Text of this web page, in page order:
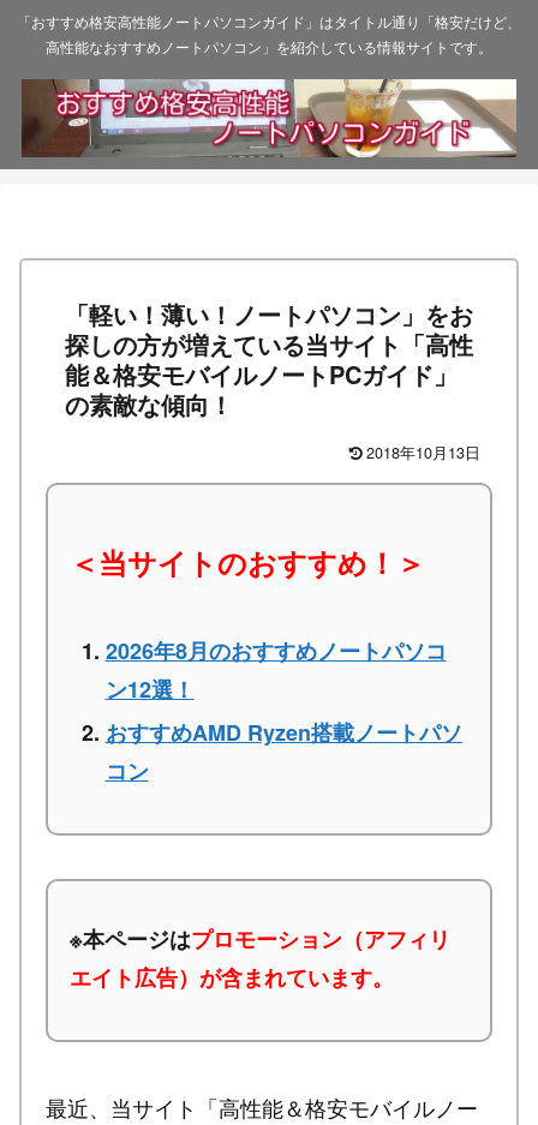
「おすすめ格安高性能ノートパソコンガイド」はタイトル通り「格安だけど、
高性能なおすすめノートパソコン」を紹介している情報サイトです。
「軽い！薄い！ノートパソコン」をお
探しの方が増えている当サイト「高性
能＆格安モバイルノートPCガイド」
の素敵な傾向！
2018年10月13日
＜当サイトのおすすめ！＞
2026年8月のおすすめノートパソコ
ン12選！
おすすめAMD Ryzen搭載ノートパソ
コン
※本ページはプロモーション（アフィリ
エイト広告）が含まれています。
最近、当サイト「高性能＆格安モバイルノー